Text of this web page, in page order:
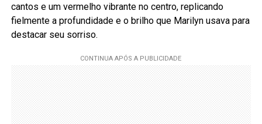
cantos e um vermelho vibrante no centro, replicando
fielmente a profundidade e o brilho que Marilyn usava para
destacar seu sorriso.